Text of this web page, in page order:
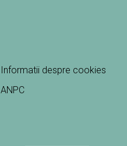
Informatii despre cookies
ANPC